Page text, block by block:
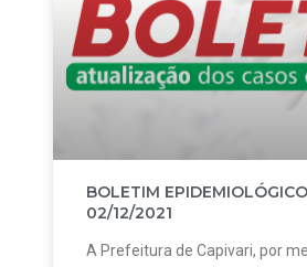
BOLETIM
02/12/2021
A Prefeitura de Capivari, por